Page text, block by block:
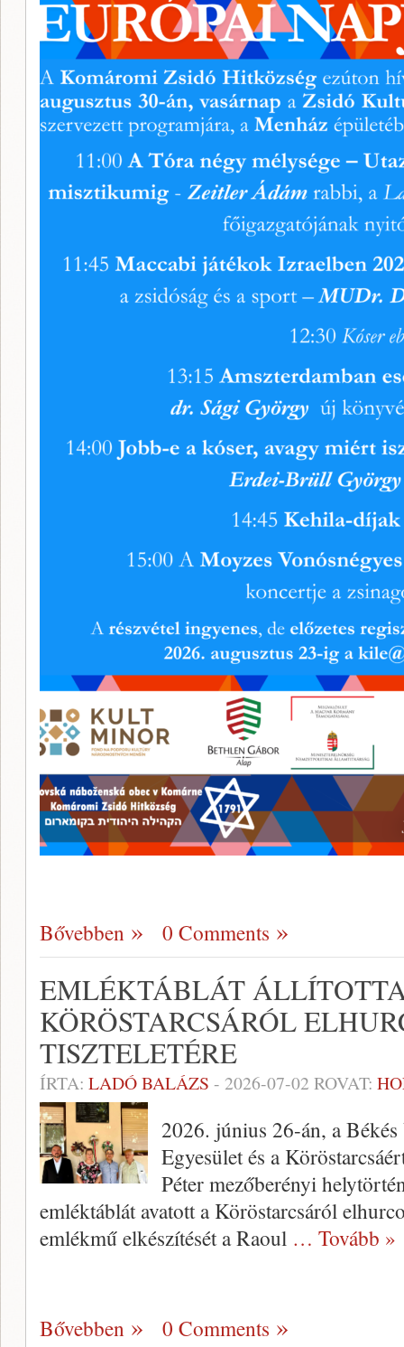
Bővebben 0 Comments
EMLÉKTÁBLÁT
KÖRÖSTARCSÁRÓL
TISZTELETÉRE
ÍRTA: LADÓ BALÁZS - 2026-07-02 ROVAT:
2026. június 26-án, a
Egyesület és a
Péter mezőberényi
emléktáblát avatott a Köröstarcsáról
emlékmű elkészítését a Raoul … Tovább »
Bővebben 0 Comments